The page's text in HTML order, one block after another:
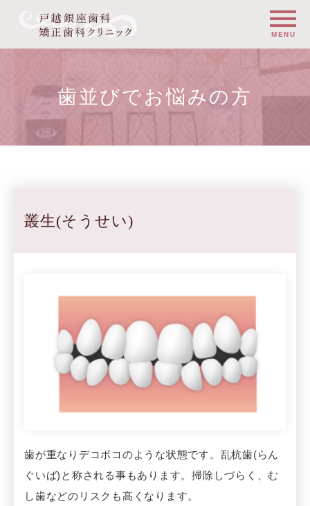
歯並びでお悩みの方
叢生(そうせい)
歯が重なりデコボコのような状態です。乱杭歯(らん
ぐいば)と称される事もあります。掃除しづらく、む
し歯などのリスクも高くなります。